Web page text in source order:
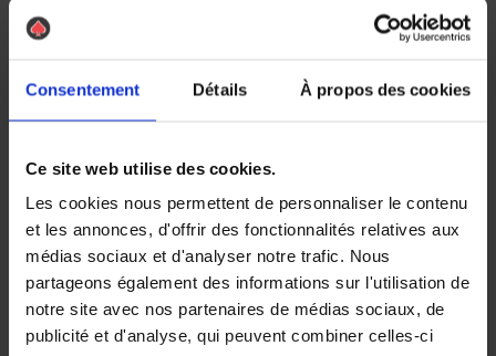
Consentement Détails À propos des cookies
Ce site web utilise des cookies.
Les cookies nous permettent de personnaliser le contenu
et les annonces, d'offrir des fonctionnalités relatives aux
médias sociaux et d'analyser notre trafic. Nous
partageons également des informations sur l'utilisation de
notre site avec nos partenaires de médias sociaux, de
publicité et d'analyse, qui peuvent combiner celles-ci
Quels sont les délais d’intervention ?
Locataire? propriétaire ?
Doit-on préparer l’intervention ?
Quelle est la performance du traitement ?
Comment est déterminé le tarif de la
prestation ?
Comment est calculé le prix d’une
intervention ?